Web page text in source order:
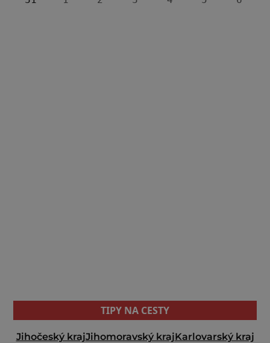
TIPY NA CESTY
Jihočeský krajJihomoravský krajKarlovarský kraj